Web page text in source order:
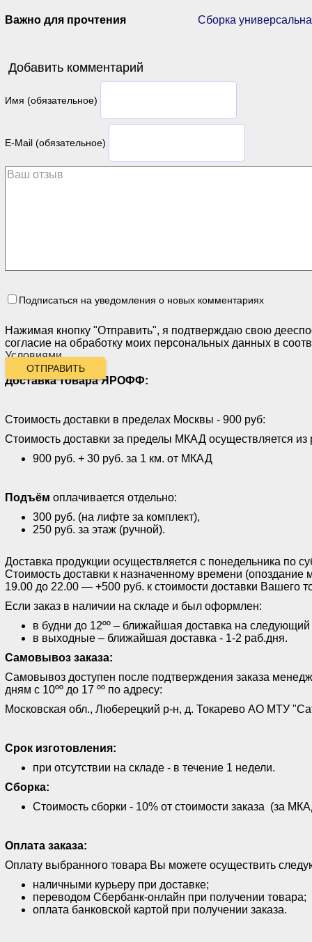
Важно для прочтения Сборка
Добавить комментарий
Имя (обязательное)
E-Mail (обязательное)
Подписаться на уведомления о новых комментариях
Нажимая кнопку "Отправить", я подтверждаю свою
согласие на обработку моих персональных данных в
Условиями.
ОТПРАВИТЬ
Доставка товара ЯРОФФ:
Стоимость доставки в пределах Москвы - 900 руб:
Стоимость доставки за пределы МКАД осуществляется из
900 руб. + 30 руб. за 1 км. от МКАД
Подъём оплачивается отдельно:
300 руб. (на лифте за комплект),
250 руб. за этаж (ручной).
Доставка продукции осуществляется с понедельника по
Стоимость доставки к назначенному времени (опоздание
19.00 до 22.00 — +500 руб. к стоимости доставки Вашего
Если заказ в наличии на складе и был оформлен:
в будни до 12ºº – ближайшая доставка на следующий
в выходные – ближайшая доставка - 1-2 раб.дня.
Самовывоз заказа:
Самовывоз доступен после подтверждения заказа
дням с 10ºº до 17 ºº по адресу:
Московская обл., Люберецкий р-н, д. Токарево АО МТУ
Срок изготовления:
при отсутствии на складе - в течение 1 недели.
Сборка:
Стоимость сборки - 10% от стоимости заказа (за
Оплата заказа:
Оплату выбранного товара Вы можете осуществить
наличными курьеру при доставке;
переводом Сбербанк-онлайн при получении товара;
оплата банковской картой при получении заказа.